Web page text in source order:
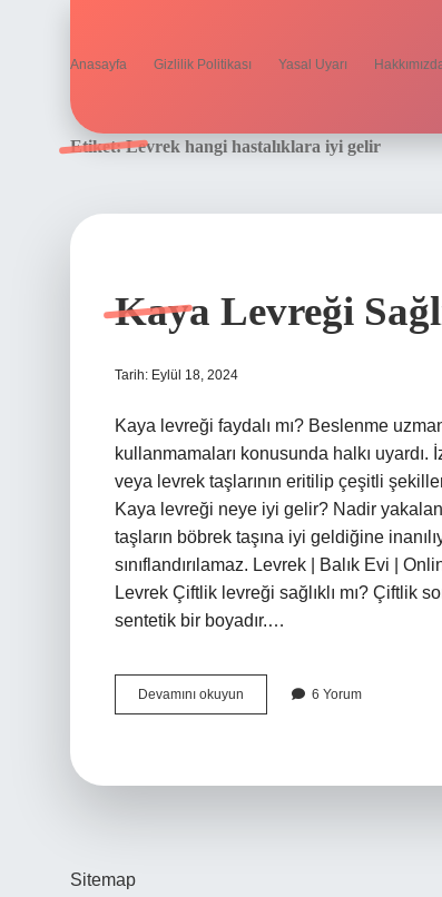
Anasayfa Gizlilik Politikası Yasal Uyarı
Etiket:Levrek hangi hastalıklara iyi gelir
Kaya Levreği
Tarih: Eylül 18, 2024
Kaya levreği faydalı mı? Beslenme
kullanmamaları konusunda halkı
veya levrek taşlarının eritilip çeşitli
Kaya levreği neye iyi gelir? Nadir
taşların böbrek taşına iyi geldiğine
sınıflandırılamaz. Levrek | Balık Evi |
Levrek Çiftlik levreği sağlıklı mı? Çiftlik
sentetik bir boyadır.…
Devamını okuyun
Levreği
6 Yorum
Sitemap